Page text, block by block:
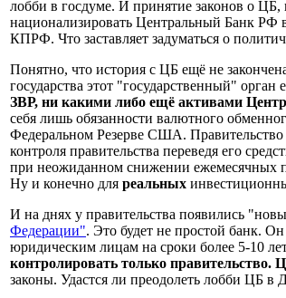
лобби в госдуме. И принятие законов о
национализировать Центральный Банк РФ
КПРФ. Что заставляет задуматься о
Понятно, что история с ЦБ ещё не
государства этот "государственный"
ЗВР, ни какими либо ещё активами
себя лишь обязанности валютного
Федеральном Резерве США.
контроля правительства переведя его
при неожиданном снижении ежемесячных
Ну и конечно для реальных
И на днях у правительства появились
Федерации". Это будет не простой банк.
юридическим лицам на сроки более 5-10
контролировать только правительство.
законы. Удастся ли преодолеть лобби ЦБ в